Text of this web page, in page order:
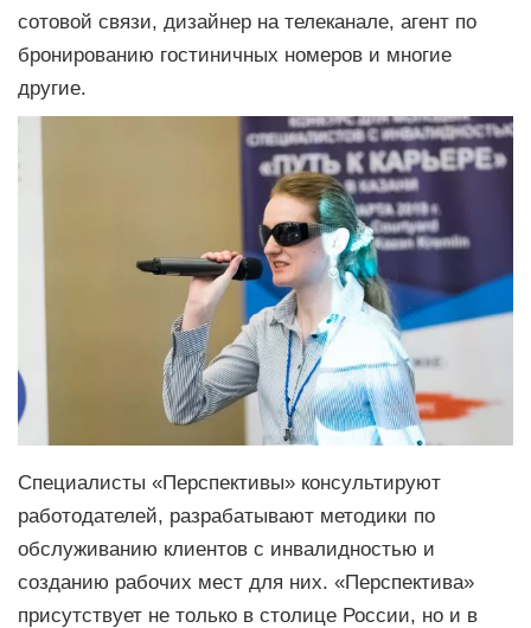
сотовой связи, дизайнер на телеканале, агент по
бронированию гостиничных номеров и многие
другие.
Специалисты «Перспективы» консультируют
работодателей, разрабатывают методики по
обслуживанию клиентов с инвалидностью и
созданию рабочих мест для них. «Перспектива»
присутствует не только в столице России, но и в